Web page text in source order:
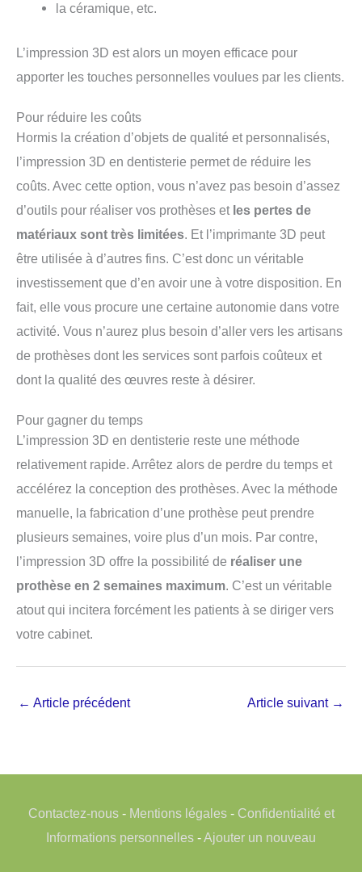
la céramique, etc.
L’impression 3D est alors un moyen efficace pour
apporter les touches personnelles voulues par les clients.
Pour réduire les coûts
Hormis la création d’objets de qualité et personnalisés,
l’impression 3D en dentisterie permet de réduire les
coûts. Avec cette option, vous n’avez pas besoin d’assez
d’outils pour réaliser vos prothèses etles pertes de
matériaux sont très limitées. Et l’imprimante 3D peut
être utilisée à d’autres fins. C’est donc un véritable
investissement que d’en avoir une à votre disposition. En
fait, elle vous procure une certaine autonomie dans votre
activité. Vous n’aurez plus besoin d’aller vers les artisans
de prothèses dont les services sont parfois coûteux et
dont la qualité des œuvres reste à désirer.
Pour gagner du temps
L’impression 3D en dentisterie reste une méthode
relativement rapide. Arrêtez alors de perdre du temps et
accélérez la conception des prothèses. Avec la méthode
manuelle, la fabrication d’une prothèse peut prendre
plusieurs semaines, voire plus d’un mois. Par contre,
l’impression 3D offre la possibilité de réaliser une
prothèse en 2 semaines maximum. C’est un véritable
atout qui incitera forcément les patients à se diriger vers
votre cabinet.
← Article précédent Article suivant →
Contactez-nous- Mentions légales- Confidentialité et
Informations personnelles -Ajouter un nouveau